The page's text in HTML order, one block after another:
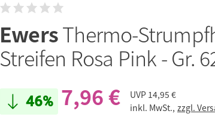
EwersThermo-
Streifen Rosa Pink - Gr.
46% 7,96 € UVP 14,95 €
inkl. MwSt., zzgl.